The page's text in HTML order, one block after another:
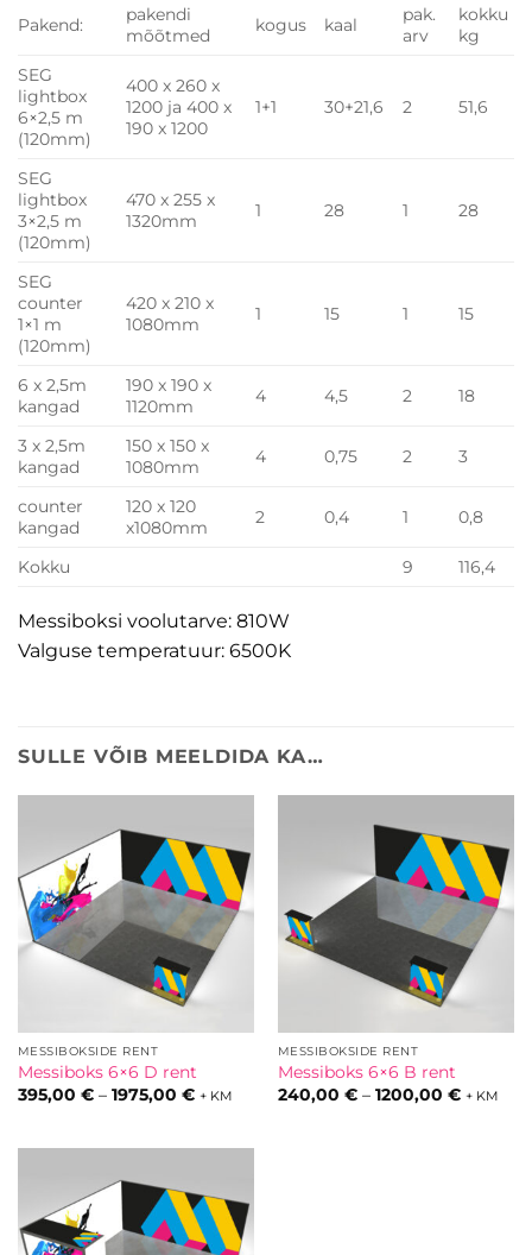
Pakend:
pakendi
mõõtmed
kogus kaal
pak.
arv
kokku
kg
SEG
lightbox
6×2,5 m
(120mm)
400 x 260 x
1200 ja 400 x
190 x 1200
1+1 30+21,6 2 51,6
SEG
lightbox
3×2,5 m
(120mm)
470 x 255 x
1320mm
1 28 1 28
SEG
counter
1×1 m
(120mm)
420 x 210 x
1080mm
1 15 1 15
6 x 2,5m
kangad
190 x 190 x
1120mm
4 4,5 2 18
3 x 2,5m
kangad
150 x 150 x
1080mm
4 0,75 2 3
counter
kangad
120 x 120
x1080mm
2 0,4 1 0,8
Kokku 9 116,4
Messiboksi voolutarve: 810W
Valguse temperatuur: 6500K
SULLE VÕIB MEELDIDA KA…
MESSIBOKSIDE RENT
Messiboks 6×6 D rent
395,00 € – 1975,00 €Hinnavahemik:
+ KM
MESSIBOKSIDE RENT
Messiboks 6×6 B rent
240,00 € – 1200,00 € + KM